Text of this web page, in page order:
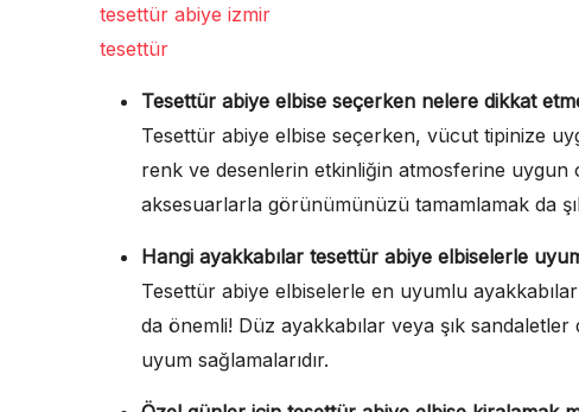
tesettür abiye izmir
tesettür
Tesettür abiye elbise seçerken nelere dikkat
Tesettür abiye elbise seçerken, vücut tipinize
renk ve desenlerin etkinliğin atmosferine uygun
aksesuarlarla görünümünüzü tamamlamak da
Hangi ayakkabılar tesettür abiye elbiselerle
Tesettür abiye elbiselerle en uyumlu
da önemli! Düz ayakkabılar veya şık
uyum sağlamalarıdır.